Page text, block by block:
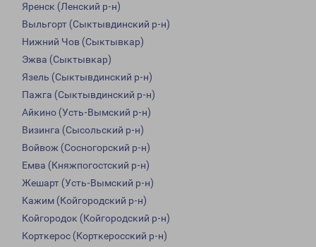
Яренск (Ленский р-н)
Выльгорт (Сыктывдинский р-н)
Нижний Чов (Сыктывкар)
Эжва (Сыктывкар)
Язель (Сыктывдинский р-н)
Пажга (Сыктывдинский р-н)
Айкино (Усть-Вымский р-н)
Визинга (Сысольский р-н)
Войвож (Сосногорский р-н)
Емва (Княжпогостский р-н)
Жешарт (Усть-Вымский р-н)
Кажим (Койгородский р-н)
Койгородок (Койгородский р-н)
Корткерос (Корткеросский р-н)